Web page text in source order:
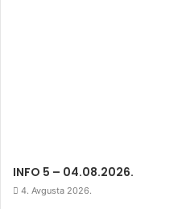
INFO 5 – 04.08.2026.
4. Avgusta 2026.